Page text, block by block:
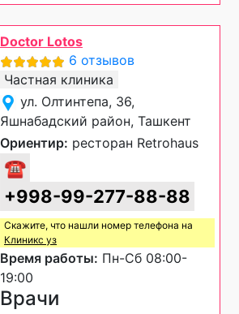
Doctor Lotos
6 отзывов
Частная клиника
ул. Олтинтепа, 36,
Яшнабадский район, Ташкент
Ориентир: ресторан Retrohaus
☎
+998-99-277-88-88
Скажите, что нашли номер телефона на
Клиникс уз
Время работы: Пн-Сб 08:00-
19:00
Врачи